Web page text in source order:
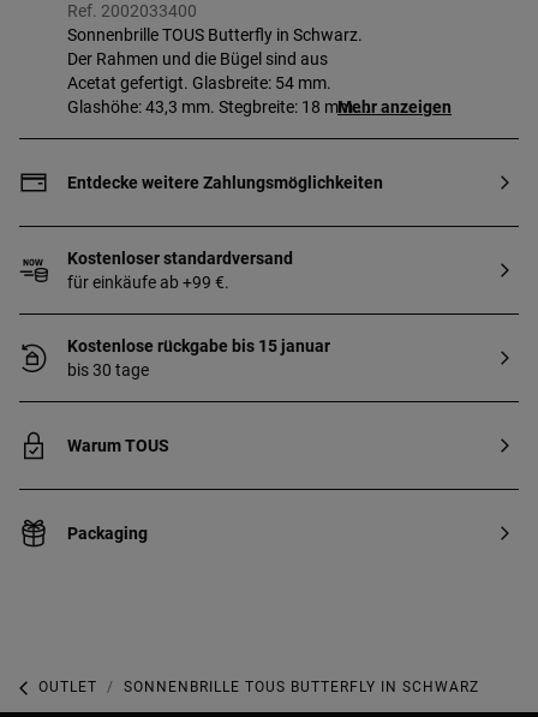
Ref. 2002033400
Sonnenbrille TOUS Butterfly in Schwarz.
Der Rahmen und die Bügel sind aus
Acetat gefertigt. Glasbreite: 54 mm.
Glashöhe: 43,3 mm. Stegbreite: 18 mm.
Gläser geeignet. Gläser mit schwarzem
Aufbewahrung und zum Schutz deiner
TOUS Brille.
Mehr anzeigen
Entdecke weitere Zahlungsmöglichkeiten
Kostenloser standardversand
für einkäufe ab +99 €.
Kostenlose rückgabe bis 15 januar
bis 30 tage
Warum TOUS
Packaging
OUTLET SONNENBRILLE TOUS BUTTERFLY IN SCHWARZ